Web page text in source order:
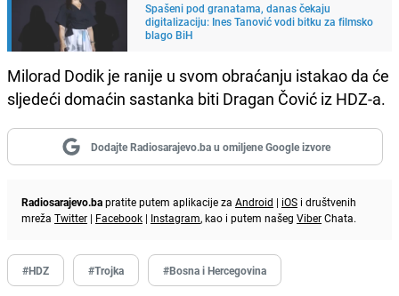
Spašeni pod granatama, danas čekaju
digitalizaciju: Ines Tanović vodi bitku za filmsko
blago BiH
Milorad Dodik je ranije u svom obraćanju istakao da će
sljedeći domaćin sastanka biti Dragan Čović iz HDZ-a.
Dodajte Radiosarajevo.ba u omiljene Google izvore
Radiosarajevo.bapratite putem aplikacije za Android | iOS i društvenih
mreža Twitter | Facebook | Instagram, kao i putem našeg ViberChata.
#HDZ #Trojka #Bosna i Hercegovina